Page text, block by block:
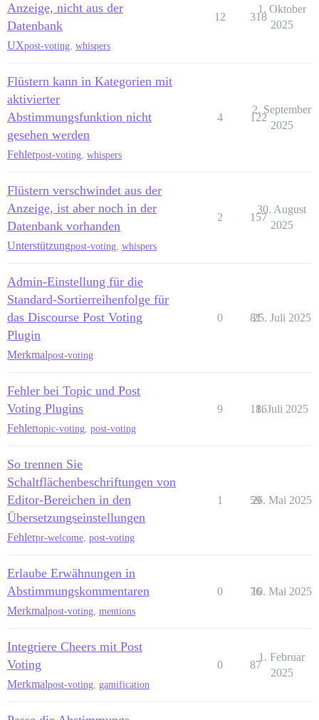
Anzeige, nicht aus der
Datenbank
UXpost-voting whispers
12 318
1. Oktober
2025
Flüstern kann in Kategorien mit
aktivierter
Abstimmungsfunktion nicht
gesehen werden
Fehlerpost-voting whispers
4 122
2. September
2025
Flüstern verschwindet aus der
Anzeige, ist aber noch in der
Datenbank vorhanden
Unterstützungpost-voting whispers
2 157
30. August
2025
Admin-Einstellung für die
Standard-Sortierreihenfolge für
das Discourse Post Voting
Plugin
Merkmalpost-voting
0 81
25. Juli 2025
Fehler bei Topic und Post
Voting Plugins
Fehlertopic-voting post-voting
9 186
1. Juli 2025
So trennen Sie
Schaltflächenbeschriftungen von
Editor-Bereichen in den
Übersetzungseinstellungen
Fehlerpr-welcome post-voting
1 59
26. Mai 2025
Erlaube Erwähnungen in
Abstimmungskommentaren
Merkmalpost-voting mentions
0 76
10. Mai 2025
Integriere Cheers mit Post
Voting
Merkmalpost-voting gamification
0 87
1. Februar
2025